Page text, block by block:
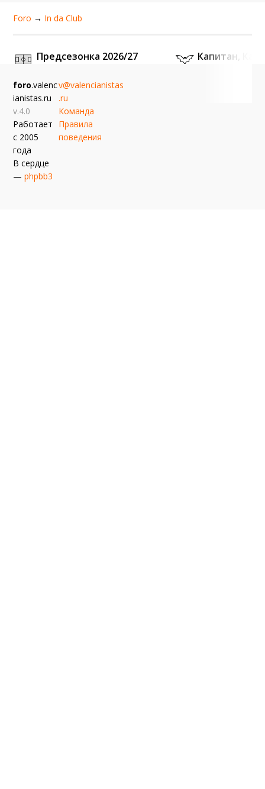
Foro → In da Сlub
Предсезонка 2026/27
Bair Сегодня, 11:13
Капитан,
foro.valenc
ianistas.ru
v.4.0
Работает
с 2005
года
В сердце
—phpbb3
v@valencianistas
.ru
Команда
Правила
поведения